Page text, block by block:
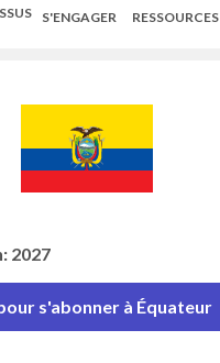
S'ENGAGER RESSOURCES
2027
s'abonner à Équateur